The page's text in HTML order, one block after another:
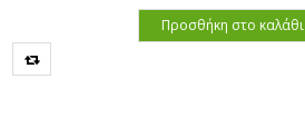
Προσθήκη στο καλάθι